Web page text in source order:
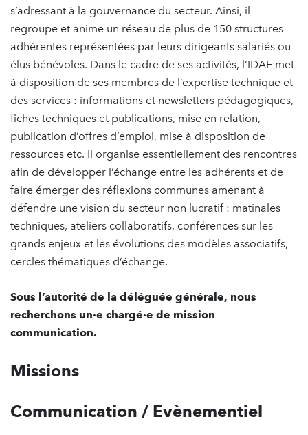
s’adressant à la gouvernance du secteur. Ainsi, il
regroupe et anime un réseau de plus de 150 structures
adhérentes représentées par leurs dirigeants salariés ou
élus bénévoles. Dans le cadre de ses activités, l’IDAF met
à disposition de ses membres de l’expertise technique et
des services : informations et newsletters pédagogiques,
fiches techniques et publications, mise en relation,
publication d’offres d’emploi, mise à disposition de
ressources etc. Il organise essentiellement des rencontres
afin de développer l’échange entre les adhérents et de
faire émerger des réflexions communes amenant à
défendre une vision du secteur non lucratif : matinales
techniques, ateliers collaboratifs, conférences sur les
grands enjeux et les évolutions des modèles associatifs,
cercles thématiques d’échange.
Sous l’autorité de la déléguée générale, nous
recherchons un·e chargé·e de mission
communication.
Missions
Communication / Evènementiel